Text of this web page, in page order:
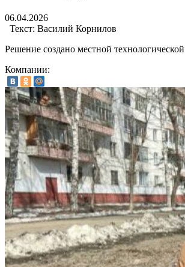
06.04.2026
Текст: Василий Корнилов
Решение создано местной
Компании: